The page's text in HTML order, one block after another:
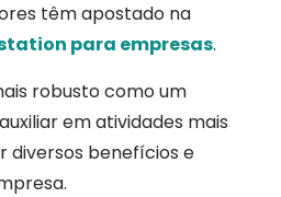
têm apostado na
para empresas.
robusto como um
em atividades mais
diversos benefícios e